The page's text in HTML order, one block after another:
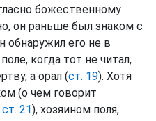
божественному
он раньше был знаком с
обнаружил его не в
когда тот не читал,
а орал (ст. 19). Хотя
(о чем говорит
ст. 21), хозяином поля,